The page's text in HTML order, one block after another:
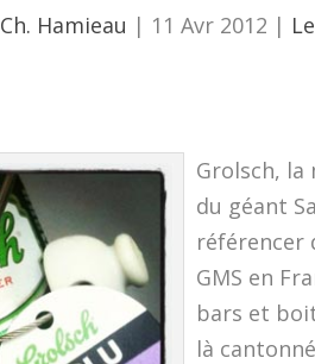
Ch. Hamieau | 11 Avr 2012 |
Grolsch, la
du géant
référencer
GMS en
bars et
là